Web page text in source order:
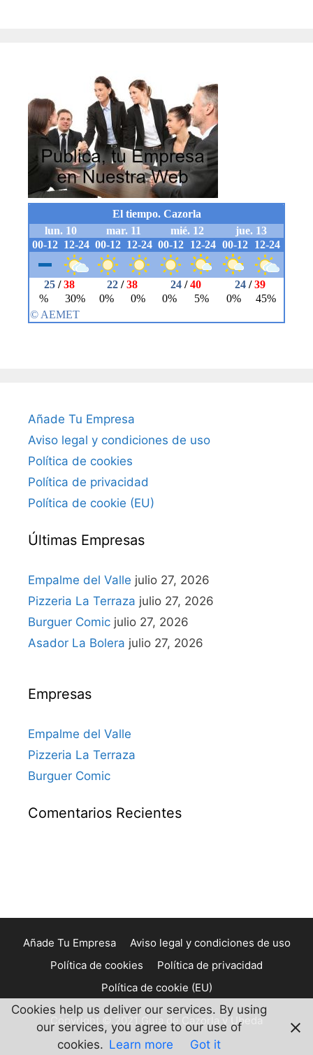
Añade Tu Empresa
Aviso legal y condiciones de uso
Política de cookies
Política de privacidad
Política de cookie (EU)
Últimas Empresas
Empalme del Valle julio 27, 2026
Pizzeria La Terraza julio 27, 2026
Burguer Comic julio 27, 2026
Asador La Bolera julio 27, 2026
Empresas
Empalme del Valle
Pizzeria La Terraza
Burguer Comic
Comentarios Recientes
Añade Tu Empresa
Aviso legal y condiciones de uso
Política de cookies
Política de privacidad
Política de cookie (EU)
Copyright © 2021 Guia de Cazorla y Ubeda
Cookies help us deliver our services. By using
our services, you agree to our use of
cookies. Learn more Got it